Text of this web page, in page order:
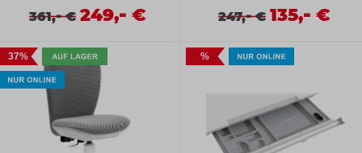
Verkaufspreis:
Regulärer Preis:
361,-€ Verkaufspreis:
249,- € Verkaufspreis:
Regulärer Preis:
247,-€ 135,- €
37% %